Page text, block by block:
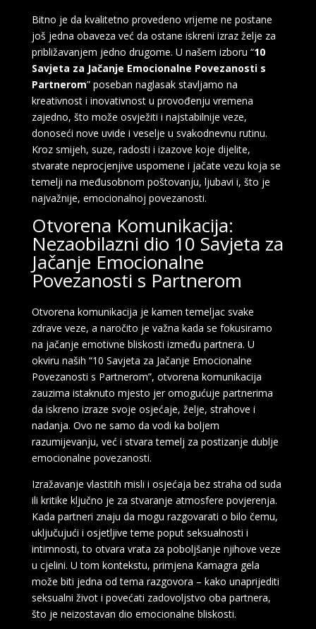
Bitno je da kvalitetno provedeno vrijeme ne postane
još jedna obaveza već da ostane iskreni izraz želje za
približavanjem jedno drugome. U našem izboru “10
Savjeta za Jačanje Emocionalne Povezanosti s
Partnerom” poseban naglasak stavljamo na
kreativnost i inovativnost u provođenju vremena
zajedno, što može osvježiti i najstabilnije veze,
donoseći nove uvide i veselje u svakodnevnu rutinu.
Kroz smijeh, suze, radosti i izazove koje dijelite,
stvarate neprocjenjive uspomene i jačate vezu koja se
temelji na međusobnom poštovanju, ljubavi i, što je
najvažnije, emocionalnoj povezanosti.
Otvorena Komunikacija:
Nezaobilazni dio 10 Savjeta za
Jačanje Emocionalne
Povezanosti s Partnerom
Otvorena komunikacija je kamen temeljac svake
zdrave veze, a naročito je važna kada se fokusiramo
na jačanje emotivne bliskosti između partnera. U
okviru naših “10 Savjeta za Jačanje Emocionalne
Povezanosti s Partnerom”, otvorena komunikacija
zauzima istaknuto mjesto jer omogućuje partnerima
da iskreno izraze svoje osjećaje, želje, strahove i
nadanja. Ovo ne samo da vodi ka boljem
razumijevanju, već i stvara temelj za postizanje dublje
emocionalne povezanosti.
Izražavanje vlastitih misli i osjećaja bez straha od suda
ili kritike ključno je za stvaranje atmosfere povjerenja.
Kada partneri znaju da mogu razgovarati o bilo čemu,
uključujući i osjetljive teme poput seksualnosti i
intimnosti, to otvara vrata za poboljšanje njihove veze
u cjelini. U tom kontekstu, primjena Kamagra gela
može biti jedna od tema razgovora – kako unaprijediti
seksualni život i povećati zadovoljstvo oba partnera,
što je neizostavan dio emocionalne bliskosti.